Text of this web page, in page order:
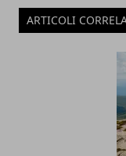
ARTICOLI